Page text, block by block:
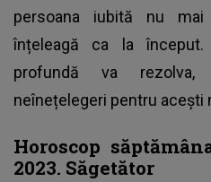
persoana iubită nu
înțeleagă ca la
profundă va
neînețelegeri pentru acești
Horoscop
2023. Săgetător